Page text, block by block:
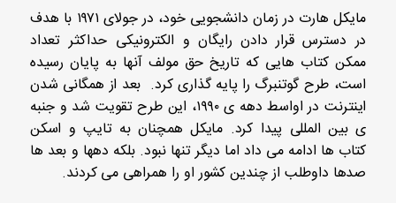
مایکل هارت در زمان دانشجویی خود، در جولای ۱۹۷۱ با هدف
در دسترس قرار دادن رایگان و الکترونیکی حداکثر تعداد
ممکن کتاب هایی که تاریخ حق مولف آنها به پایان رسیده
است، طرح گوتنبرگ را پایه گذاری کرد. بعد از همگانی شدن
اینترنت در اواسط دهه ی ۱۹۹۰، این طرح تقویت شد و جنبه
ی بین المللی پیدا کرد. مایکل همچنان به تایپ و اسکن
کتاب ها ادامه می داد اما دیگر تنها نبود. بلکه دهها و بعد ها
صدها داوطلب از چندین کشور او را همراهی می کردند.